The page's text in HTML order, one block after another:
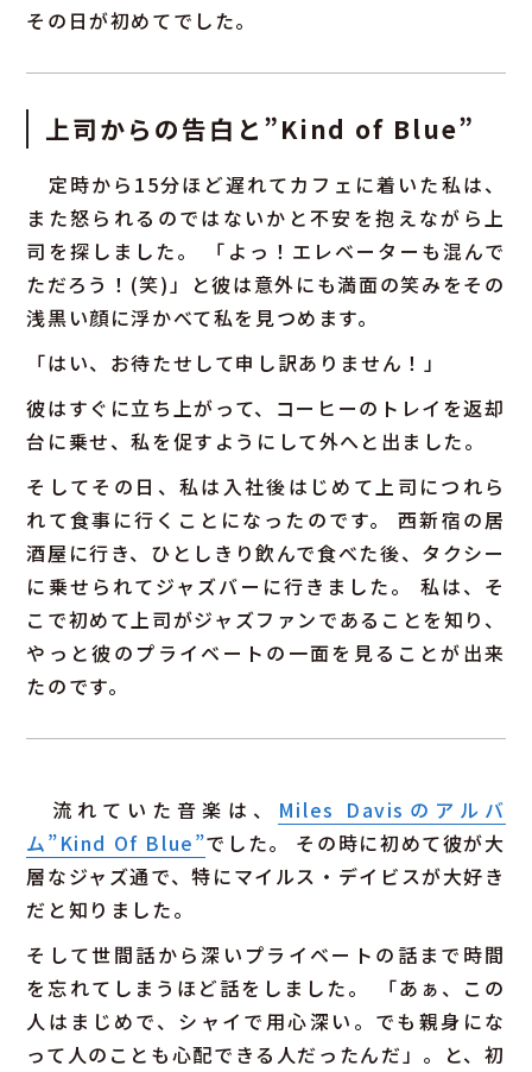
その日が初めてでした。
上司からの告白と”Kind of Blue”
定時から15分ほど遅れてカフェに着いた私は、
また怒られるのではないかと不安を抱えながら上
司を探しました。 「よっ！エレベーターも混んで
ただろう！(笑)」と彼は意外にも満面の笑みをその
浅黒い顔に浮かべて私を見つめます。
「はい、お待たせして申し訳ありません！」
彼はすぐに立ち上がって、コーヒーのトレイを返却
台に乗せ、私を促すようにして外へと出ました。
そしてその日、私は入社後はじめて上司につれら
れて食事に行くことになったのです。 西新宿の居
酒屋に行き、ひとしきり飲んで食べた後、タクシー
に乗せられてジャズバーに行きました。 私は、そ
こで初めて上司がジャズファンであることを知り、
やっと彼のプライベートの一面を見ることが出来
たのです。
流れていた音楽は、 Miles Davisのアルバ
ム”Kind Of Blue”でした。 その時に初めて彼が大
層なジャズ通で、特にマイルス・デイビスが大好き
だと知りました。
そして世間話から深いプライベートの話まで時間
を忘れてしまうほど話をしました。 「あぁ、この
人はまじめで、シャイで用心深い。でも親身にな
って人のことも心配できる人だったんだ」。と、初